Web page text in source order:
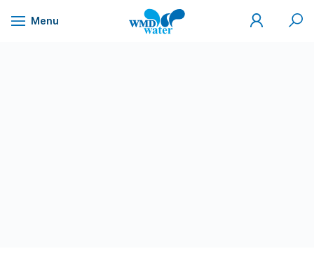
Naar
Menu
WMD
Drinkwater
Mijn
WMD
Zoek